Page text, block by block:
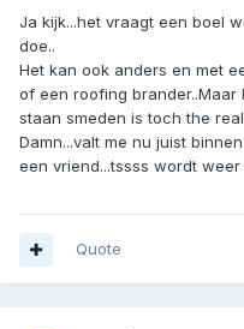
Ja kijk...het vraagt een boel
doe..
Het kan ook anders en met
of een roofing brander..Maar
staan smeden is toch the
Damn...valt me nu juist
een vriend...tssss wordt weer
Quote